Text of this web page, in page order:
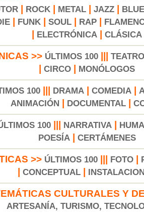
ROCK METAL JAZZ
FUNK SOUL RAP
ELECTRÓNICA CLÁSICA
>> ÚLTIMOS 100||| TEATRO
CIRCO MONÓLOGOS
100 DRAMA COMEDIA
ANIMACIÓN
DOCUMENTAL|
100 NARRATIVA
POESÍA| CERTÁMENES
>> ÚLTIMOS 100 FOTO
CONCEPTUAL
CULTURALES Y
ARTESANÍA, TURISMO,